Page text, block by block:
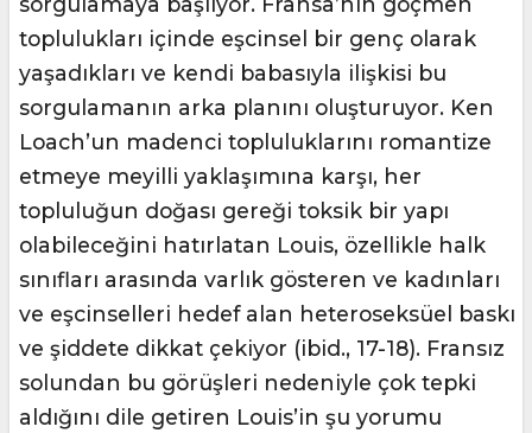
toplulukları içinde eşcinsel bir genç olarak
yaşadıkları ve kendi babasıyla ilişkisi bu
sorgulamanın arka planını oluşturuyor. Ken
Loach’un madenci topluluklarını romantize
etmeye meyilli yaklaşımına karşı, her
topluluğun doğası gereği toksik bir yapı
olabileceğini hatırlatan Louis, özellikle halk
sınıfları arasında varlık gösteren ve kadınları
ve eşcinselleri hedef alan heteroseksüel baskı
ve şiddete dikkat çekiyor (ibid., 17-18). Fransız
solundan bu görüşleri nedeniyle çok tepki
aldığını dile getiren Louis’in şu yorumu